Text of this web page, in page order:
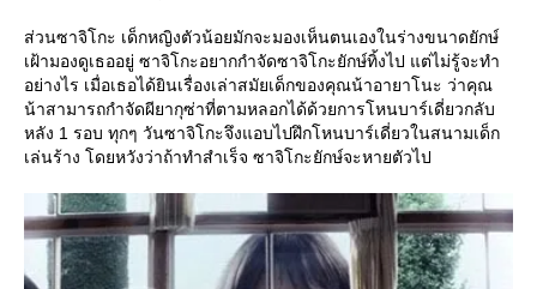
ส่วนซาจิโกะ เด็กหญิงตัวน้อยมักจะมองเห็นตนเองในร่างขนาดยักษ์
เฝ้ามองดูเธออยู่ ซาจิโกะอยากกำจัดซาจิโกะยักษ์ทิ้งไป แต่ไม่รู้จะทำ
อย่างไร เมื่อเธอได้ยินเรื่องเล่าสมัยเด็กของคุณน้าอายาโนะ ว่าคุณ
น้าสามารถกำจัดผียากุซ่าที่ตามหลอกได้ด้วยการโหนบาร์เดี่ยวกลับ
หลัง 1 รอบ ทุกๆ วันซาจิโกะจึงแอบไปฝึกโหนบาร์เดี่ยวในสนามเด็ก
เล่นร้าง โดยหวังว่าถ้าทำสำเร็จ ซาจิโกะยักษ์จะหายตัวไป